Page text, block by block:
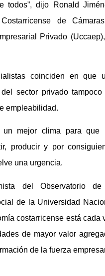
todos”, dijo Ronald
de
Privado
coinciden en que
sector privado tampoco
empleabilidad.
un mejor clima para que
producir y por
una urgencia.
del Observatorio
de la Universidad
costarricense está cada
de mayor valor
de la fuerza